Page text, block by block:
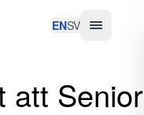
ENSV
att Senior